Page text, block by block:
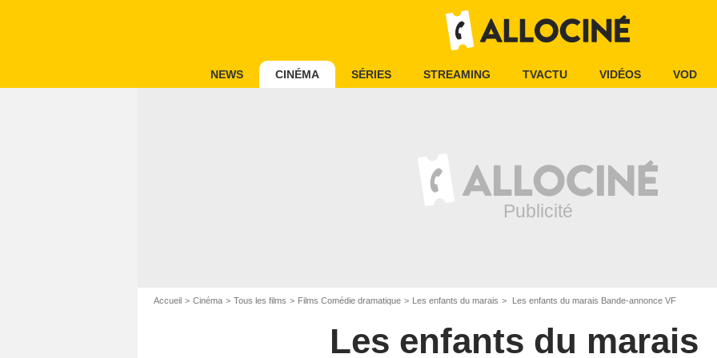
NEWS CINÉMA SÉRIES STREAMING TVACTU VIDÉOS VOD
Accueil Cinéma Tous les films Films Comédie dramatique Les enfants du marais Les enfants du marais Bande-annonce VF
Les enfants du marais